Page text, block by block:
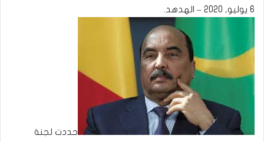
6 يوليو, 2020 – الهدهد.
حددت لجنة